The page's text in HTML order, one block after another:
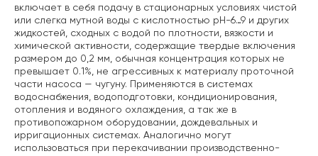
включает в себя подачу в стационарных условиях чистой
или слегка мутной воды с кислотностью pH-6…9 и других
жидкостей, сходных с водой по плотности, вязкости и
химической активности, содержащие твердые включения
размером до 0,2 мм, обычная концентрация которых не
превышает 0.1%, не агрессивных к материалу проточной
части насоса — чугуну. Применяются в системах
водоснабжения, водоподготовки, кондиционирования,
отопления и водяного охлаждения, а так же в
противопожарном оборудовании, дождевальных и
ирригационных системах. Аналогично могут
использоваться при перекачивании производственно-